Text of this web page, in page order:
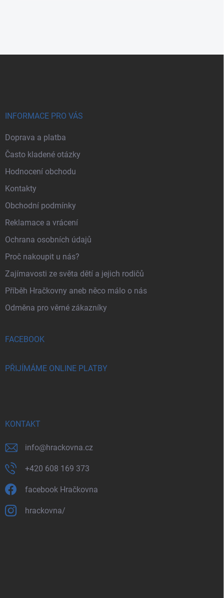
INFORMACE PRO VÁS
Doprava a platba
Často kladené otázky
Hodnocení obchodu
Kontakty
Obchodní podmínky
Reklamace a vrácení
Ochrana osobních údajů
Proč nakoupit u nás?
Zajímavosti ze světa dětí a jejich rodičů
Příběh Hračkovny aneb něco málo o nás
Odměna pro věrné zákazníky
FACEBOOK
PŘIJÍMÁME ONLINE PLATBY
KONTAKT
info@hrackovna.cz
+420 608 169 373
facebook Hračkovna
hrackovna/